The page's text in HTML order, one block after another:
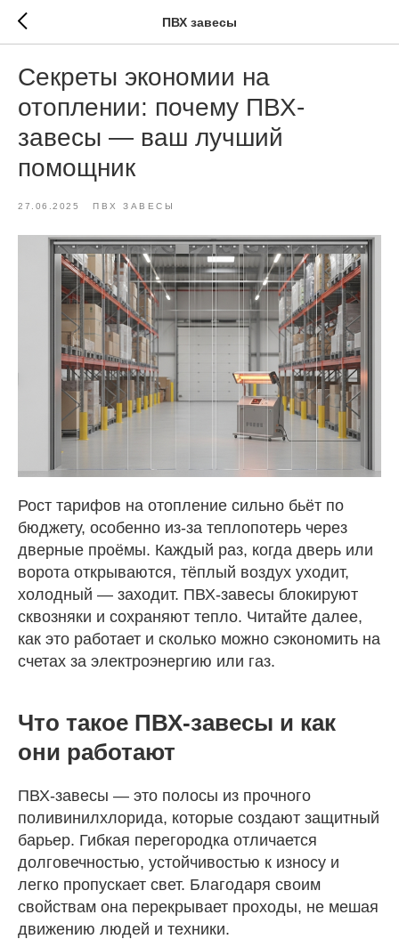
ПВХ завесы
Секреты экономии на
отоплении: почему ПВХ-
завесы — ваш лучший
помощник
27.06.2025 ПВХ ЗАВЕСЫ
Рост тарифов на отопление сильно бьёт по
бюджету, особенно из-за теплопотерь через
дверные проёмы. Каждый раз, когда дверь или
ворота открываются, тёплый воздух уходит,
холодный — заходит. ПВХ-завесы блокируют
сквозняки и сохраняют тепло. Читайте далее,
как это работает и сколько можно сэкономить на
счетах за электроэнергию или газ.
Что такое ПВХ-завесы и как
они работают
ПВХ-завесы — это полосы из прочного
поливинилхлорида, которые создают защитный
барьер. Гибкая перегородка отличается
долговечностью, устойчивостью к износу и
легко пропускает свет. Благодаря своим
свойствам она перекрывает проходы, не мешая
движению людей и техники.